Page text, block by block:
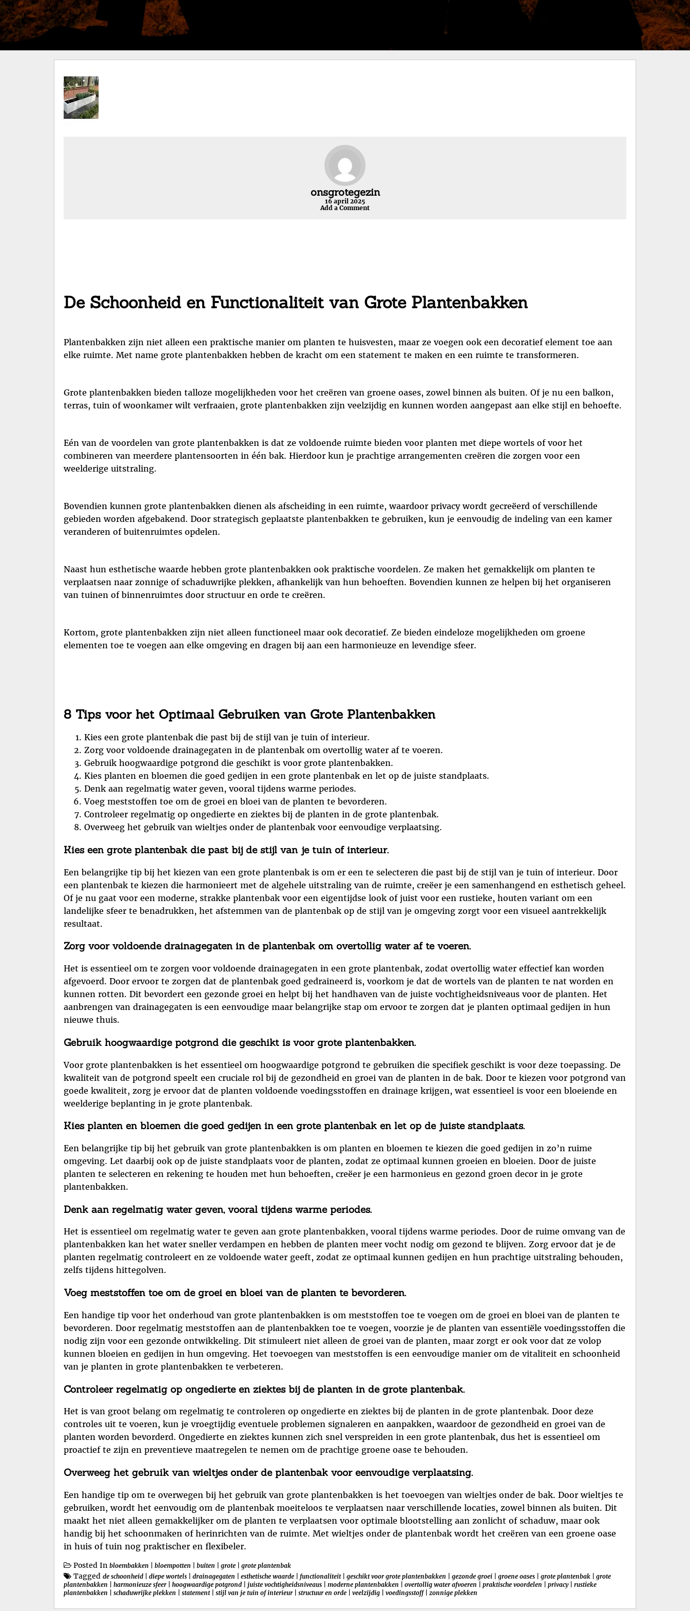
onsgrotegezin
16 april 2025
Add a Comment
De Schoonheid en Functionaliteit van Grote Plantenbakken
Plantenbakken zijn niet alleen een praktische manier om planten te huisvesten, maar ze voegen ook een decoratief element toe aan
elke ruimte. Met name grote plantenbakken hebben de kracht om een statement te maken en een ruimte te transformeren.
Grote plantenbakken bieden talloze mogelijkheden voor het creëren van groene oases, zowel binnen als buiten. Of je nu een balkon,
terras, tuin of woonkamer wilt verfraaien, grote plantenbakken zijn veelzijdig en kunnen worden aangepast aan elke stijl en behoefte.
Eén van de voordelen van grote plantenbakken is dat ze voldoende ruimte bieden voor planten met diepe wortels of voor het
combineren van meerdere plantensoorten in één bak. Hierdoor kun je prachtige arrangementen creëren die zorgen voor een
weelderige uitstraling.
Bovendien kunnen grote plantenbakken dienen als afscheiding in een ruimte, waardoor privacy wordt gecreëerd of verschillende
gebieden worden afgebakend. Door strategisch geplaatste plantenbakken te gebruiken, kun je eenvoudig de indeling van een kamer
veranderen of buitenruimtes opdelen.
Naast hun esthetische waarde hebben grote plantenbakken ook praktische voordelen. Ze maken het gemakkelijk om planten te
verplaatsen naar zonnige of schaduwrijke plekken, afhankelijk van hun behoeften. Bovendien kunnen ze helpen bij het organiseren
van tuinen of binnenruimtes door structuur en orde te creëren.
Kortom, grote plantenbakken zijn niet alleen functioneel maar ook decoratief. Ze bieden eindeloze mogelijkheden om groene
elementen toe te voegen aan elke omgeving en dragen bij aan een harmonieuze en levendige sfeer.
8 Tips voor het Optimaal Gebruiken van Grote Plantenbakken
Kies een grote plantenbak die past bij de stijl van je tuin of interieur.
Zorg voor voldoende drainagegaten in de plantenbak om overtollig water af te voeren.
Gebruik hoogwaardige potgrond die geschikt is voor grote plantenbakken.
Kies planten en bloemen die goed gedijen in een grote plantenbak en let op de juiste standplaats.
Denk aan regelmatig water geven, vooral tijdens warme periodes.
Voeg meststoffen toe om de groei en bloei van de planten te bevorderen.
Controleer regelmatig op ongedierte en ziektes bij de planten in de grote plantenbak.
Overweeg het gebruik van wieltjes onder de plantenbak voor eenvoudige verplaatsing.
Kies een grote plantenbak die past bij de stijl van je tuin of interieur.
Een belangrijke tip bij het kiezen van een grote plantenbak is om er een te selecteren die past bij de stijl van je tuin of interieur. Door
een plantenbak te kiezen die harmonieert met de algehele uitstraling van de ruimte, creëer je een samenhangend en esthetisch geheel.
Of je nu gaat voor een moderne, strakke plantenbak voor een eigentijdse look of juist voor een rustieke, houten variant om een
landelijke sfeer te benadrukken, het afstemmen van de plantenbak op de stijl van je omgeving zorgt voor een visueel aantrekkelijk
resultaat.
Zorg voor voldoende drainagegaten in de plantenbak om overtollig water af te voeren.
Het is essentieel om te zorgen voor voldoende drainagegaten in een grote plantenbak, zodat overtollig water effectief kan worden
afgevoerd. Door ervoor te zorgen dat de plantenbak goed gedraineerd is, voorkom je dat de wortels van de planten te nat worden en
kunnen rotten. Dit bevordert een gezonde groei en helpt bij het handhaven van de juiste vochtigheidsniveaus voor de planten. Het
aanbrengen van drainagegaten is een eenvoudige maar belangrijke stap om ervoor te zorgen dat je planten optimaal gedijen in hun
nieuwe thuis.
Gebruik hoogwaardige potgrond die geschikt is voor grote plantenbakken.
Voor grote plantenbakken is het essentieel om hoogwaardige potgrond te gebruiken die specifiek geschikt is voor deze toepassing. De
kwaliteit van de potgrond speelt een cruciale rol bij de gezondheid en groei van de planten in de bak. Door te kiezen voor potgrond van
goede kwaliteit, zorg je ervoor dat de planten voldoende voedingsstoffen en drainage krijgen, wat essentieel is voor een bloeiende en
weelderige beplanting in je grote plantenbak.
Kies planten en bloemen die goed gedijen in een grote plantenbak en let op de juiste standplaats.
Een belangrijke tip bij het gebruik van grote plantenbakken is om planten en bloemen te kiezen die goed gedijen in zo’n ruime
omgeving. Let daarbij ook op de juiste standplaats voor de planten, zodat ze optimaal kunnen groeien en bloeien. Door de juiste
planten te selecteren en rekening te houden met hun behoeften, creëer je een harmonieus en gezond groen decor in je grote
plantenbakken.
Denk aan regelmatig water geven, vooral tijdens warme periodes.
Het is essentieel om regelmatig water te geven aan grote plantenbakken, vooral tijdens warme periodes. Door de ruime omvang van de
plantenbakken kan het water sneller verdampen en hebben de planten meer vocht nodig om gezond te blijven. Zorg ervoor dat je de
planten regelmatig controleert en ze voldoende water geeft, zodat ze optimaal kunnen gedijen en hun prachtige uitstraling behouden,
zelfs tijdens hittegolven.
Voeg meststoffen toe om de groei en bloei van de planten te bevorderen.
Een handige tip voor het onderhoud van grote plantenbakken is om meststoffen toe te voegen om de groei en bloei van de planten te
bevorderen. Door regelmatig meststoffen aan de plantenbakken toe te voegen, voorzie je de planten van essentiële voedingsstoffen die
nodig zijn voor een gezonde ontwikkeling. Dit stimuleert niet alleen de groei van de planten, maar zorgt er ook voor dat ze volop
kunnen bloeien en gedijen in hun omgeving. Het toevoegen van meststoffen is een eenvoudige manier om de vitaliteit en schoonheid
van je planten in grote plantenbakken te verbeteren.
Controleer regelmatig op ongedierte en ziektes bij de planten in de grote plantenbak.
Het is van groot belang om regelmatig te controleren op ongedierte en ziektes bij de planten in de grote plantenbak. Door deze
controles uit te voeren, kun je vroegtijdig eventuele problemen signaleren en aanpakken, waardoor de gezondheid en groei van de
planten worden bevorderd. Ongedierte en ziektes kunnen zich snel verspreiden in een grote plantenbak, dus het is essentieel om
proactief te zijn en preventieve maatregelen te nemen om de prachtige groene oase te behouden.
Overweeg het gebruik van wieltjes onder de plantenbak voor eenvoudige verplaatsing.
Een handige tip om te overwegen bij het gebruik van grote plantenbakken is het toevoegen van wieltjes onder de bak. Door wieltjes te
gebruiken, wordt het eenvoudig om de plantenbak moeiteloos te verplaatsen naar verschillende locaties, zowel binnen als buiten. Dit
maakt het niet alleen gemakkelijker om de planten te verplaatsen voor optimale blootstelling aan zonlicht of schaduw, maar ook
handig bij het schoonmaken of herinrichten van de ruimte. Met wieltjes onder de plantenbak wordt het creëren van een groene oase
in huis of tuin nog praktischer en flexibeler.
Posted In bloembakken bloempotten buiten grote grote plantenbak
Tagged de schoonheid diepe wortels drainagegaten esthetische waarde functionaliteit| geschikt voor grote plantenbakken gezonde groei groene oases grote plantenbak
grote
plantenbakken
harmonieuze sfeer hoogwaardige potgrond juiste vochtigheidsniveaus moderne plantenbakken overtollig water afvoeren praktische voordelen privacy| rustieke
plantenbakken
schaduwrijke plekken statement| stijl van je tuin of interieur structuur en orde veelzijdig voedingsstoff| zonnige plekken